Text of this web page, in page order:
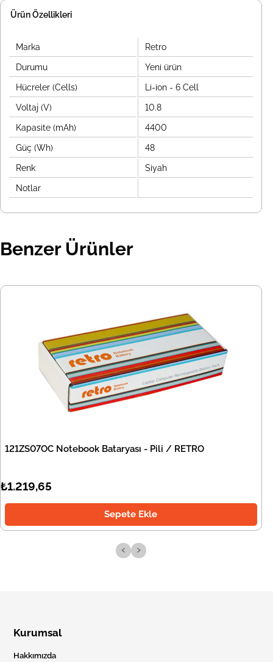
Ürün Özellikleri
Marka Retro
Durumu Yeni ürün
Hücreler (Cells) Li-ion - 6 Cell
Voltaj (V) 10.8
Kapasite (mAh) 4400
Güç (Wh) 48
Renk Siyah
Notlar
Benzer Ürünler
121ZS07OC Notebook Bataryası - Pili / RETRO
₺1.219,65
Sepete Ekle
‹ ›
Kurumsal
Hakkımızda